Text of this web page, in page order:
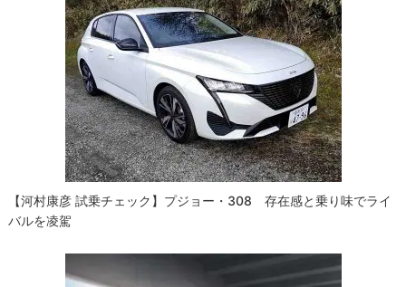
【河村康彦 試乗チェック】プジョー・308 存在感と乗り味でライ
バルを凌駕